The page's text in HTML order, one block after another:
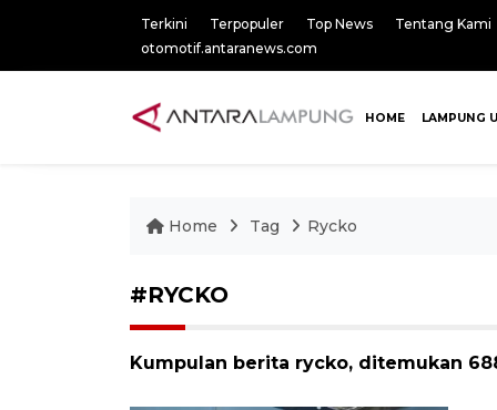
Terkini Terpopuler Top News
Tentang Kami
otomotif.antaranews.com
HOME LAMPUNG
Home Tag Rycko
#RYCKO
Kumpulan berita rycko, ditemukan